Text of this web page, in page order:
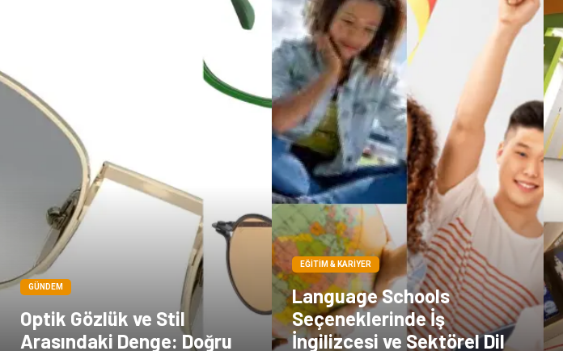
GÜNDEM
Optik Gözlük ve Stil
Arasındaki Denge: Doğru
EĞITIM & KARIYER
Language Schools
Seçeneklerinde İş
İngilizcesi ve Sektörel Dil